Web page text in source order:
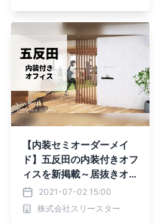
【内装セミオーダーメイ
ド】五反田の内装付きオフ
ィスを新掲載～居抜きオフ
ィス探しはスリースターの
「vivit（ビビット）」～
2021-07-02 15:00
株式会社スリースター